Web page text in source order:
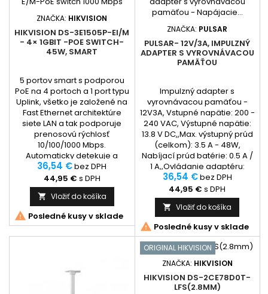
ZNAČKA: HIKVISION
HIKVISION DS-3E1505P-EI/M
- 4× 1GBIT -POE SWITCH-
45W, SMART
5 portov smart s podporou
PoE na 4 portoch a 1 port typu
Uplink, všetko je založené na
Fast Ethernet architektúre
siete LAN a tak podporuje
prenosovú rýchlosť
10/100/1000 Mbps.
Automaticky detekuje a
napája zariadenia
podporujúce PoE normu
802.3af / a to na portoch 1 až
4, port č.5 slúži ako uplink a
nepodporuje PoE.
36,54 €bez DPH
44,95 € s DPH
 Vložiť do košíka
 Posledné kusy v sklade
ZNAČKA: PULSAR
PULSAR- 12V/3A, IMPULZNÝ
ADAPTER S VYROVNÁVACOU
PAMÄŤOU
Impulzný adapter s
vyrovnávacou pamäťou -
12V3A, Vstupné napätie: 200 -
240 VAC, Výstupné napätie:
13.8 V DC,,Max. výstupný prúd
(celkom): 3.5 A - 48W,
Nabíjací prúd batérie: 0.5 A /
1 A,,Ovládanie adaptéru:
Výstup EPS FLT - indikácia
zlyhania AC napájania, APS
FLT výstup - Indikácia zlyhania
batérie, Certifikat Grade 2,
Hmotnosť: 0.36 kg
36,54 €bez DPH
44,95 € s DPH
 Vložiť do košíka
 Posledné kusy v sklade
ORIGINAL HIKVISION
ZNAČKA: HIKVISION
HIKVISION DS-2CE78D0T-
LFS(2.8MM)